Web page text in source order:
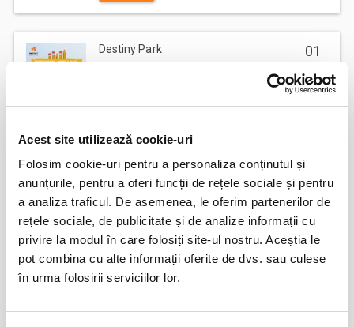
Acest site utilizează cookie-uri
Folosim cookie-uri pentru a personaliza conținutul și
anunțurile, pentru a oferi funcții de rețele sociale și pentru
a analiza traficul. De asemenea, le oferim partenerilor de
rețele sociale, de publicitate și de analize informații cu
privire la modul în care folosiți site-ul nostru. Aceștia le
pot combina cu alte informații oferite de dvs. sau culese
în urma folosirii serviciilor lor.
Destiny Park
BILETE
01
Vizitare Salina Turda
Turda
BILETE
01
ian
Copiii au idei trăsnite